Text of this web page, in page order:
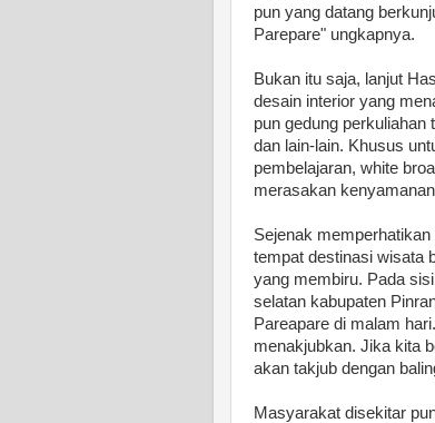
pun yang datang
Parepare" ungkapnya.
Bukan itu saja, lanjut
desain interior yang
pun gedung perkuliahan
dan lain-lain. Khusus
pembelajaran, white
merasakan
Sejenak
tempat destinasi wisata
yang membiru. Pada
selatan kabupaten
Pareapare di malam
menakjubkan. Jika kita
akan takjub dengan
Masyarakat disekitar